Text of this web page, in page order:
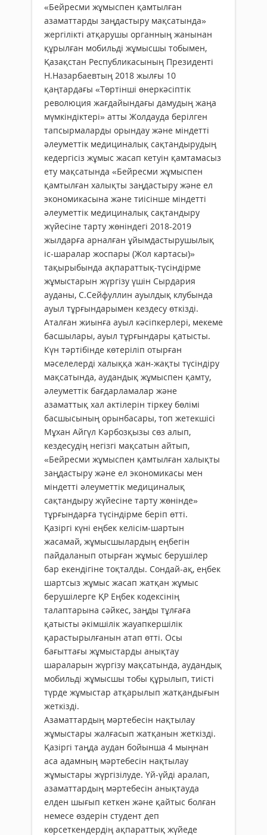
«Бейресми жұмыспен қамтылған
азаматтарды заңдастыру мақсатында»
жергілікті атқарушы органның жанынан
құрылған мобильді жұмысшы тобымен,
Қазақстан Республикасының Президенті
Н.Назарбаевтың 2018 жылғы 10
қаңтардағы «Төртінші өнеркәсіптік
революция жағдайындағы дамудың жаңа
мүмкіндіктері» атты Жолдау­да берілген
тапсырмаларды орындау және міндетті
әлеуметтік медициналық сақтандырудың
кедергісіз жұмыс жасап кетуін қамтамасыз
ету мақсатында «Бейресми жұмыспен
қамтылған халықты заңдастыру және ел
экономикасына және тиісінше міндетті
әлеуметтік медициналық сақтандыру
жүйесіне тарту жөніндегі 2018-2019
жылдарға арналған ұйымдастырушылық
іс-шаралар жоспары (Жол картасы)»
тақырыбында ақпараттық-түсіндірме
жұмыстарын жүргізу үшін Сырдария
ауданы, С.Сейфуллин ауылдық клубында
ауыл тұрғындарымен кездесу өткізді.
Аталған жиынға ауыл кәсіпкерлері, мекеме
басшылары, ауыл тұрғындары қатысты.
Күн тәртібінде көтеріліп отырған
мәселелерді халыққа жан-жақты түсіндіру
мақсатында, аудандық жұмыспен қамту,
әлеуметтік бағ­дарламалар және
азаматтық хал актілерін тіркеу бөлімі
басшысының орынбасары, топ жетекшісі
Мұхан Айгүл Кәрбозқызы сөз алып,
кездесудің негізгі мақсатын айтып,
«Бейресми жұмыспен қамтылған халықты
заңдастыру және ел экономикасы мен
міндетті әлеуметтік медициналық
сақтандыру жүйесіне тарту жөнінде»
тұрғындарға түсіндірме беріп өтті.
Қазіргі күні еңбек келісім-шартын
жасамай, жұмысшылардың еңбегін
пайдаланып отырған жұмыс берушілер
бар екендігіне тоқталды. Сондай-ақ, еңбек
шартсыз жұмыс жасап жатқан жұмыс
берушілерге ҚР Еңбек кодексінің
талаптарына сәйкес, заңды тұлғаға
қатысты әкімшілік жауапкершілік
қарастырылғанын атап өтті. Осы
бағыттағы жұмыстарды анықтау
шараларын жүргізу мақсатында, аудандық
мобильді жұмысшы тобы құрылып, тиісті
түрде жұмыстар атқарылып жатқандығын
жеткізді.
Азаматтардың мәртебесін нақтылау
жұмыстары жалғасып жатқанын жеткізді.
Қазіргі таңда аудан бойынша 4 мыңнан
аса адамның мәртебесін нақтылау
жұмыстары жүргізілуде. Үй-үйді аралап,
азаматтардың мәртебесін анықтауда
елден шығып кеткен және қайтыс болған
немесе өздерін студент деп
көрсеткендердің ақпараттық жүйеде